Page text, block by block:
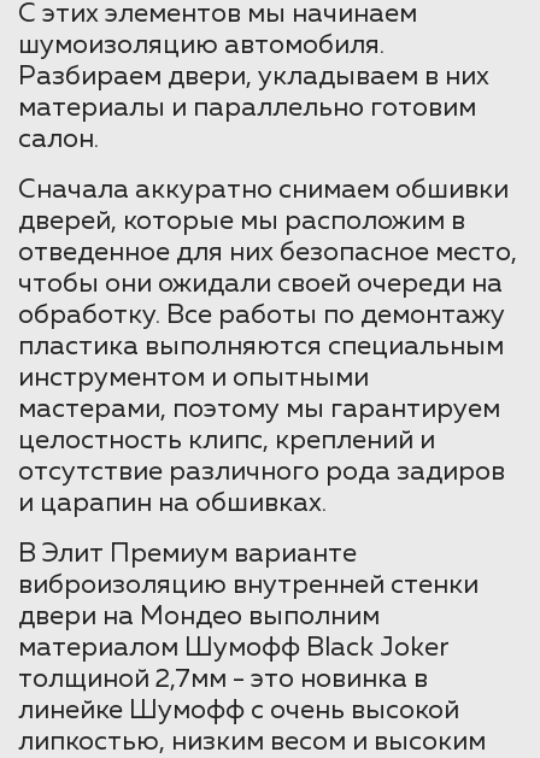
С этих элементов мы начинаем
шумоизоляцию автомобиля.
Разбираем двери, укладываем в них
материалы и параллельно готовим
салон.
Сначала аккуратно снимаем обшивки
дверей, которые мы расположим в
отведенное для них безопасное место,
чтобы они ожидали своей очереди на
обработку. Все работы по демонтажу
пластика выполняются специальным
инструментом и опытными
мастерами, поэтому мы гарантируем
целостность клипс, креплений и
отсутствие различного рода задиров
и царапин на обшивках.
В Элит Премиум варианте
виброизоляцию внутренней стенки
двери на Мондео выполним
материалом Шумофф Black Joker
толщиной 2,7мм - это новинка в
линейке Шумофф с очень высокой
липкостью, низким весом и высоким